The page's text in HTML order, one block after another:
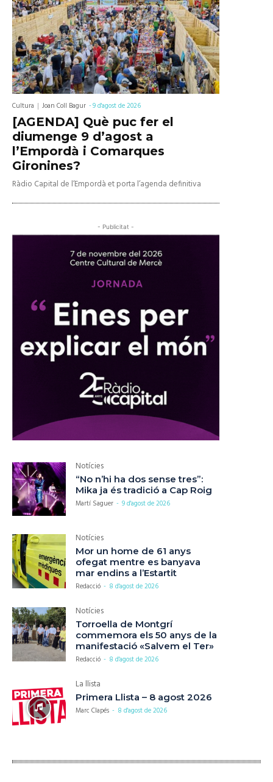
Cultura Joan Coll Bagur -9 d'agost de 2026
[AGENDA] Què puc fer el
diumenge 9 d’agost a
l’Empordà i Comarques
Gironines?
Ràdio Capital de l’Empordà et porta l’agenda definitiva
- Publicitat -
Notícies
“No n’hi ha dos sense tres”:
Mika ja és tradició a Cap Roig
Martí Saguer - 9 d'agost de 2026
Notícies
Mor un home de 61 anys
ofegat mentre es banyava
mar endins a l’Estartit
Redacció - 8 d'agost de 2026
Notícies
Torroella de Montgrí
commemora els 50 anys de la
manifestació «Salvem el Ter»
Redacció - 8 d'agost de 2026
La llista
Primera Llista – 8 agost 2026
Marc Clapés - 8 d'agost de 2026